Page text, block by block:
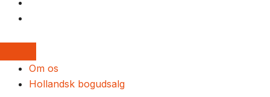
Om os
Hollandsk bogudsalg